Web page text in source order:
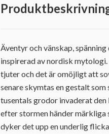
Äventyr och vänskap,
inspirerad av nordisk
tjuter och det är omöjligt att
senare skymtas en gestalt
tusentals grodor invaderat den
efter stormen händer märkliga
dyker det upp en underlig